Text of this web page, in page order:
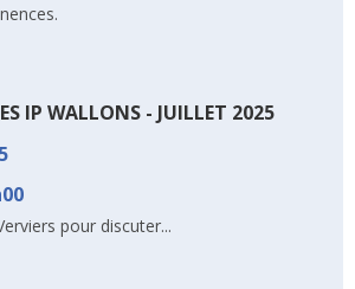
IP WALLONS - JUILLET 2025
pour discuter...